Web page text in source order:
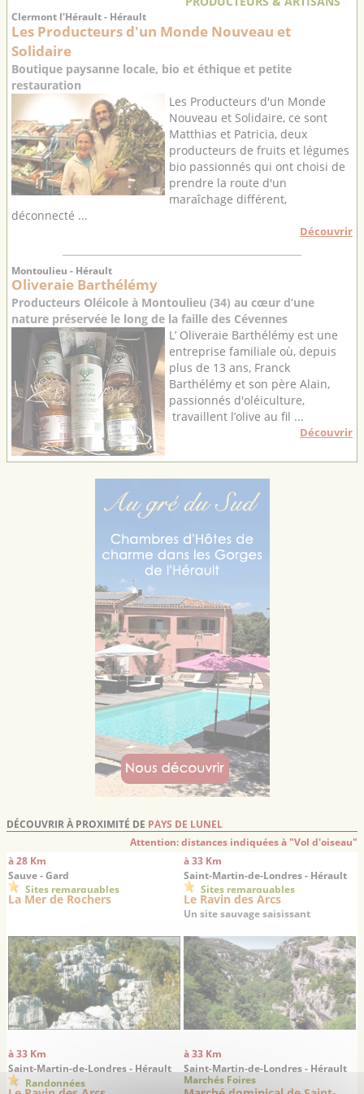
Clermont l'Hérault - Hérault
Les Producteurs d'un Monde Nouveau et
Solidaire
Boutique paysanne locale, bio et éthique et petite
restauration
Les Producteurs d'un Monde
Nouveau et Solidaire, ce sont
Matthias et Patricia, deux
producteurs de fruits et légumes
bio passionnés qui ont choisi de
prendre la route d'un
maraîchage différent,
déconnecté ...
Découvrir
Montoulieu - Hérault
Oliveraie Barthélémy
Producteurs Oléicole à Montoulieu (34) au cœur d’une
nature préservée le long de la faille des Cévennes
L’ Oliveraie Barthélémy est une
entreprise familiale où, depuis
plus de 13 ans, Franck
Barthélémy et son père Alain,
passionnés d'oléiculture,
travaillent l’olive au fil ...
Découvrir
DÉCOUVRIR À PROXIMITÉ DE PAYS DE LUNEL
Attention: distances indiquées à "Vol d'oiseau"
à 28 Km
Sauve - Gard
Sites remarquables
La Mer de Rochers
à 33 Km
Saint-Martin-de-Londres - Hérault
Sites remarquables
Le Ravin des Arcs
Un site sauvage saisissant
à 33 Km
Saint-Martin-de-Londres - Hérault
Randonnées
à 33 Km
Saint-Martin-de-Londres - Hérault
Marchés Foires